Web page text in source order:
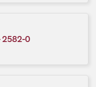
2582-0